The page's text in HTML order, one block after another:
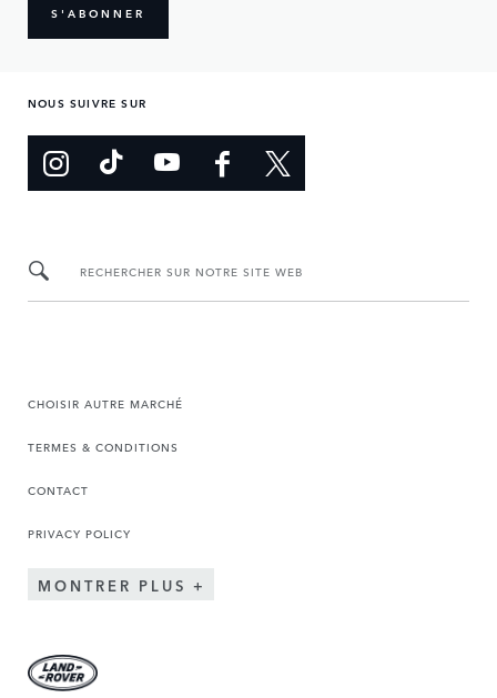
S'ABONNER
NOUS SUIVRE SUR
RECHERCHER SUR NOTRE SITE WEB
CHOISIR AUTRE MARCHÉ
TERMES & CONDITIONS
CONTACT
PRIVACY POLICY
MONTRER PLUS